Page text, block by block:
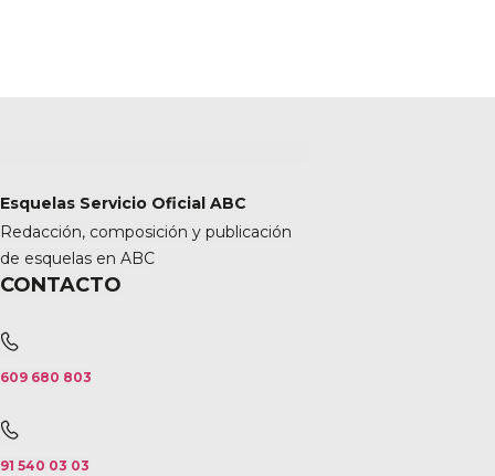
Esquelas Servicio Oficial ABC
Redacción, composición y publicación
de esquelas en ABC
CONTACTO
609 680 803
91 540 03 03